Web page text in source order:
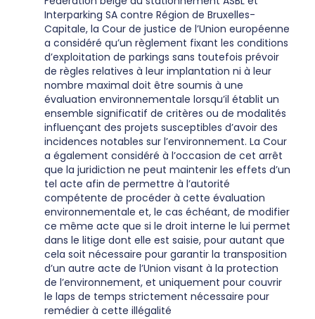
Interparking SA contre Région de Bruxelles-
Capitale, la Cour de justice de l’Union européenne
a considéré qu’un règlement fixant les conditions
d’exploitation de parkings sans toutefois prévoir
de règles relatives à leur implantation ni à leur
nombre maximal doit être soumis à une
évaluation environnementale lorsqu’il établit un
ensemble significatif de critères ou de modalités
influençant des projets susceptibles d’avoir des
incidences notables sur l’environnement. La Cour
a également considéré à l’occasion de cet arrêt
que la juridiction ne peut maintenir les effets d’un
tel acte afin de permettre à l’autorité
compétente de procéder à cette évaluation
environnementale et, le cas échéant, de modifier
ce même acte que si le droit interne le lui permet
dans le litige dont elle est saisie, pour autant que
cela soit nécessaire pour garantir la transposition
d’un autre acte de l’Union visant à la protection
de l’environnement, et uniquement pour couvrir
le laps de temps strictement nécessaire pour
remédier à cette illégalité